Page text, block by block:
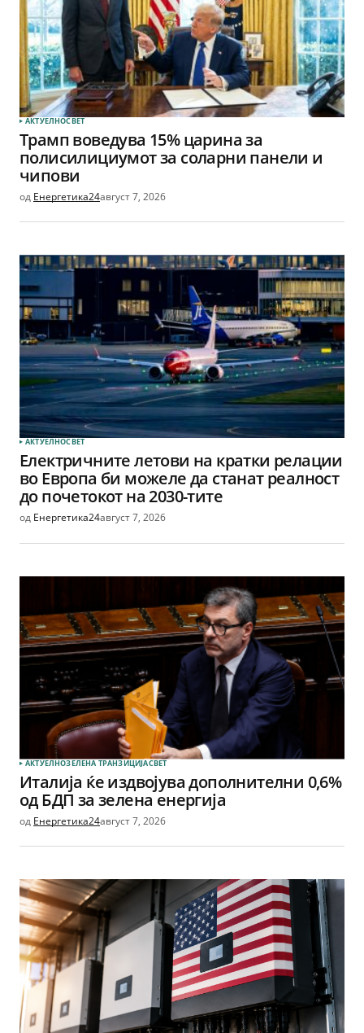
АКТУЕЛНОСВЕТ
Трамп воведува 15% царина за
полисилициумот за соларни панели и
чипови
од Енергетика24август 7, 2026
АКТУЕЛНОСВЕТ
Електричните летови на кратки релации
во Европа би можеле да станат реалност
до почетокот на 2030-тите
од Енергетика24август 7, 2026
АКТУЕЛНОЗЕЛЕНА ТРАНЗИЦИЈАСВЕТ
Италија ќе издвојува дополнителни 0,6%
од БДП за зелена енергија
од Енергетика24август 7, 2026